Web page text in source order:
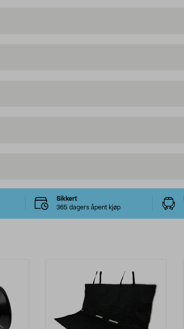
Sikkert
365 dagers åpent kjøp